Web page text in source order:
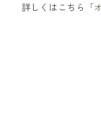
詳しくはこちら
「